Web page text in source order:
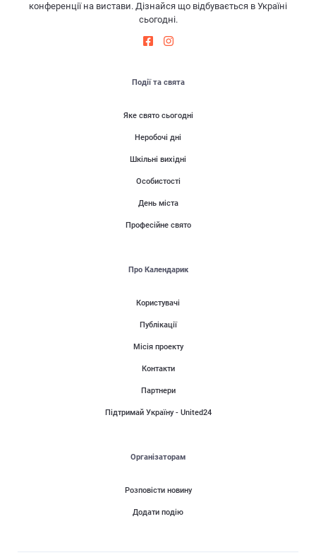
конференції на вистави. Дізнайся що відбувається в Україні
сьогодні.
Події та свята
Яке свято сьогодні
Неробочі дні
Шкільні вихідні
Особистості
День міста
Професійне свято
Про Календарик
Користувачі
Публікації
Місія проекту
Контакти
Партнери
Підтримай Україну - United24
Організаторам
Розповісти новину
Додати подію